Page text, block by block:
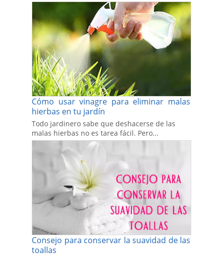
Cómo usar vinagre para eliminar malas
hierbas en tu jardín
Todo jardinero sabe que deshacerse de las
malas hierbas no es tarea fácil. Pero...
Consejo para conservar la suavidad de las
toallas